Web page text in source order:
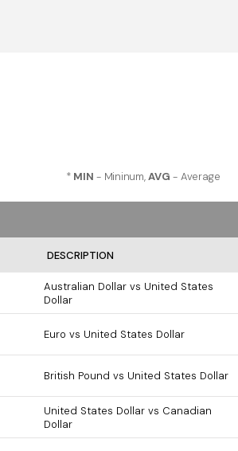
* MIN - Mininum,AVG - Average
DESCRIPTION
Australian Dollar vs United States
Dollar
Euro vs United States Dollar
British Pound vs United States Dollar
United States Dollar vs Canadian
Dollar